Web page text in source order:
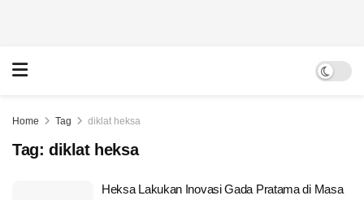
Home Tag diklat heksa
Tag: diklat heksa
Heksa Lakukan Inovasi Gada Pratama di Masa